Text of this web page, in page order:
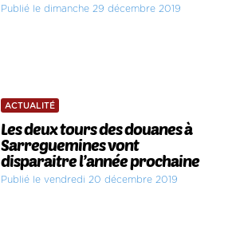
Publié le dimanche 29 décembre 2019
ACTUALITÉ
Les deux tours des douanes à
Sarreguemines vont
disparaitre l’année prochaine
Publié le vendredi 20 décembre 2019